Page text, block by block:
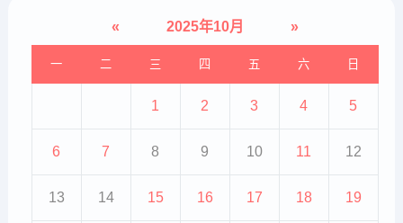
« 2025年10月 »
一 二 三 四 五 六 日
1 2 3 4 5
6 7 8 9 10 11 12
13 14 15 16 17 18 19